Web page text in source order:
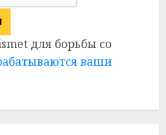
для борьбы со
ваши